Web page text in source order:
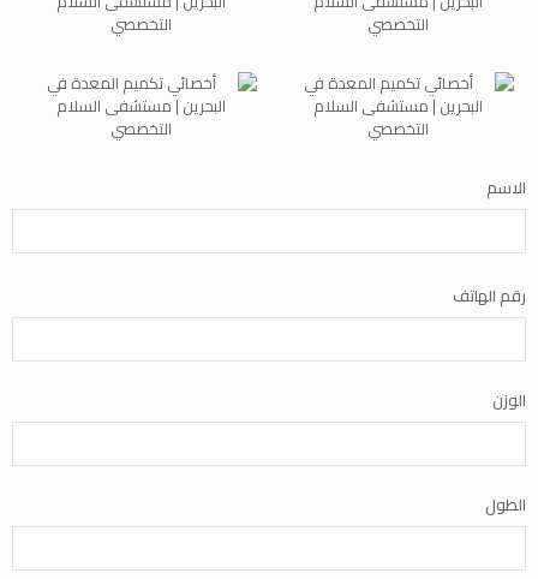
الاسم
رقم الهاتف
الوزن
Your
Website
*
الطول